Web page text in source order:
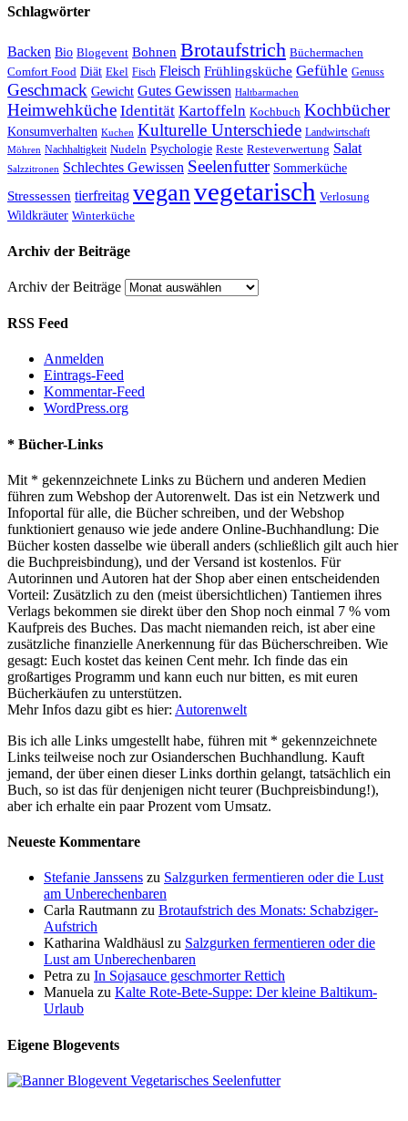
Schlagwörter
Backen Bio Blogevent Bohnen Brotaufstrich Büchermachen
Comfort Food Diät Ekel Fisch Fleisch Frühlingsküche Gefühle Genuss
Geschmack Gewicht Gutes Gewissen Haltbarmachen
Heimwehküche Identität Kartoffeln Kochbuch Kochbücher
Konsumverhalten Kuchen Kulturelle Unterschiede Landwirtschaft
Möhren Nachhaltigkeit Nudeln Psychologie Reste Resteverwertung Salat
Salzzitronen Schlechtes Gewissen Seelenfutter Sommerküche
Stressessen tierfreitag veganvegetarisch Verlosung
Wildkräuter Winterküche
Archiv der Beiträge
Archiv der Beiträge
RSS Feed
Anmelden
Eintrags-Feed
Kommentar-Feed
WordPress.org
* Bücher-Links
Mit * gekennzeichnete Links zu Büchern und anderen Medien
führen zum Webshop der Autorenwelt. Das ist ein Netzwerk und
Infoportal für alle, die Bücher schreiben, und der Webshop
funktioniert genauso wie jede andere Online-Buchhandlung: Die
Bücher kosten dasselbe wie überall anders (schließlich gilt auch hier
die Buchpreisbindung), und der Versand ist kostenlos. Für
Autorinnen und Autoren hat der Shop aber einen entscheidenden
Vorteil: Zusätzlich zu den (meist übersichtlichen) Tantiemen ihres
Verlags bekommen sie direkt über den Shop noch einmal 7 % vom
Kaufpreis des Buches. Das macht niemanden reich, ist aber eine
zusätzliche finanzielle Anerkennung für das Bücherschreiben. Wie
gesagt: Euch kostet das keinen Cent mehr. Ich finde das ein
großartiges Programm und kann euch nur bitten, es mit euren
Bücherkäufen zu unterstützen.
Mehr Infos dazu gibt es hier: Autorenwelt
Bis ich alle Links umgestellt habe, führen mit * gekennzeichnete
Links teilweise noch zur Osianderschen Buchhandlung. Kauft
jemand, der über einen dieser Links dorthin gelangt, tatsächlich ein
Buch, so ist das für denjenigen nicht teurer (Buchpreisbindung!),
aber ich erhalte ein paar Prozent vom Umsatz.
Neueste Kommentare
Stefanie Janssens zu Salzgurken fermentieren oder die Lust
am Unberechenbaren
Carla Rautmann zu Brotaufstrich des Monats: Schabziger-
Aufstrich
Katharina Waldhäusl zu Salzgurken fermentieren oder die
Lust am Unberechenbaren
Petra zu In Sojasauce geschmorter Rettich
Manuela zu Kalte Rote-Bete-Suppe: Der kleine Baltikum-
Urlaub
Eigene Blogevents